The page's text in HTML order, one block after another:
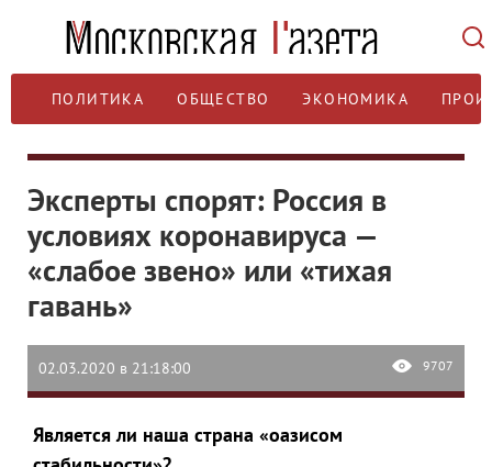
ПОЛИТИКА ОБЩЕСТВО ЭКОНОМИКА
Эксперты спорят: Россия в
условиях коронавируса —
«слабое звено» или «тихая
гавань»
02.03.2020 в 21:18:00 9707
Является ли наша страна «оазисом